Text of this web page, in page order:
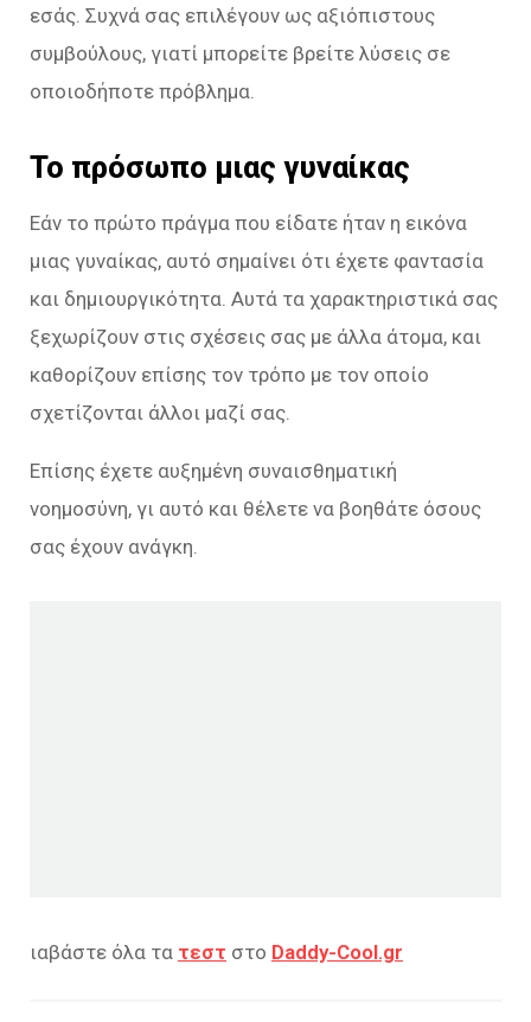
εσάς. Συχνά σας επιλέγουν ως αξιόπιστους
συμβούλους, γιατί μπορείτε βρείτε λύσεις σε
οποιοδήποτε πρόβλημα.
Το πρόσωπο μιας γυναίκας
Εάν το πρώτο πράγμα που είδατε ήταν η εικόνα
μιας γυναίκας, αυτό σημαίνει ότι έχετε φαντασία
και δημιουργικότητα. Αυτά τα χαρακτηριστικά σας
ξεχωρίζουν στις σχέσεις σας με άλλα άτομα, και
καθορίζουν επίσης τον τρόπο με τον οποίο
σχετίζονται άλλοι μαζί σας.
Επίσης έχετε αυξημένη συναισθηματική
νοημοσύνη, γι αυτό και θέλετε να βοηθάτε όσους
σας έχουν ανάγκη.
ιαβάστε όλα τα τεστ στο Daddy-Cool.gr